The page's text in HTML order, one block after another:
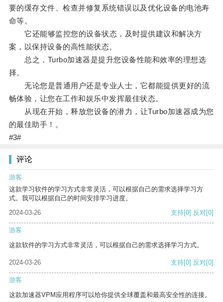
要的缓存文件、检查并修复系统错误以及优化设备的电池寿
命等。
它还能够监控您的设备状态，及时提供建议和解决方
案，以保持设备的高性能状态。
总之，Turbo加速器是提升您设备性能和效率的理想选
择。
无论您是普通用户还是专业人士，它都能提供更好的流
畅体验，让您在工作和娱乐中发挥最佳状态。
从现在开始，释放您设备的潜力，让Turbo加速器成为您
的最佳助手！。
#3#
评论
游客
这款学习软件的学习方式非常灵活，可以根据自己的需求选择学习方
式。我可以根据自己的时间安排学习进度。
2024-03-26
支持[0] 反对[0]
游客
这款软件的学习方式非常灵活，可以根据自己的需求选择学习方式。
2024-03-26 支持[0] 反对[0]
游客
这款加速器VPM应用程序可以给你提供全球覆盖和最高安全性的连接。